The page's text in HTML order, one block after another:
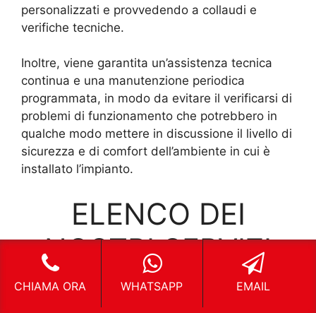
personalizzati e provvedendo a collaudi e
verifiche tecniche.
Inoltre, viene garantita un’assistenza tecnica
continua e una manutenzione periodica
programmata, in modo da evitare il verificarsi di
problemi di funzionamento che potrebbero in
qualche modo mettere in discussione il livello di
sicurezza e di comfort dell’ambiente in cui è
installato l’impianto.
ELENCO DEI
NOSTRI SERVIZI
IMPIANTI DI ALLARME
CHIAMA ORA WHATSAPP EMAIL